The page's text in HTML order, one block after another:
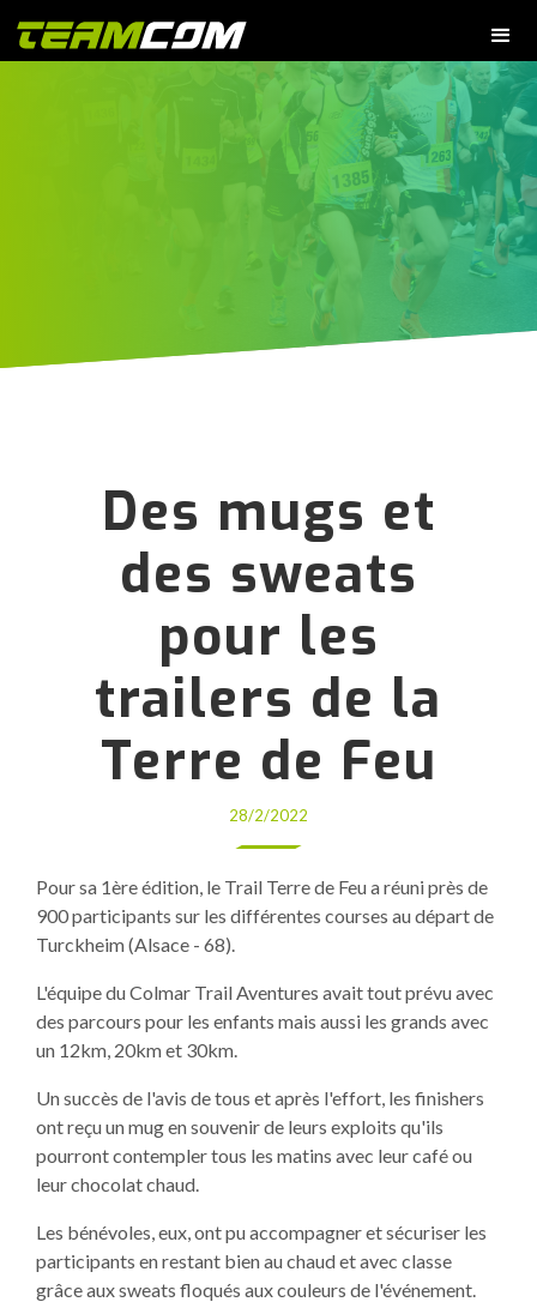
Des mugs et
des sweats
pour les
trailers de la
Terre de Feu
28/2/2022
Pour sa 1ère édition, le Trail Terre de Feu a réuni près de
900 participants sur les différentes courses au départ de
Turckheim (Alsace - 68).
L'équipe du Colmar Trail Aventures avait tout prévu avec
des parcours pour les enfants mais aussi les grands avec
un 12km, 20km et 30km.
Un succès de l'avis de tous et après l'effort, les finishers
ont reçu un mug en souvenir de leurs exploits qu'ils
pourront contempler tous les matins avec leur café ou
leur chocolat chaud.
Les bénévoles, eux, ont pu accompagner et sécuriser les
participants en restant bien au chaud et avec classe
grâce aux sweats floqués aux couleurs de l'événement.